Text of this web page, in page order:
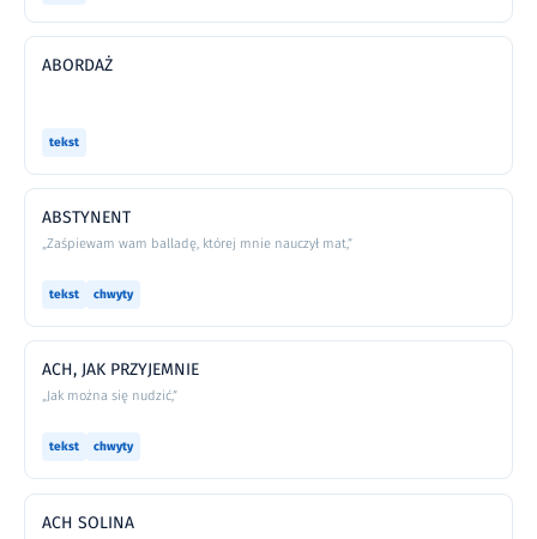
ABORDAŻ
tekst
ABSTYNENT
„Zaśpiewam wam balladę, której mnie nauczył mat,”
tekst chwyty
ACH, JAK PRZYJEMNIE
„Jak można się nudzić,”
tekst chwyty
ACH SOLINA